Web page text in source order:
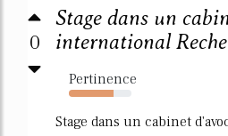
0
Stage dans un
international
Pertinence
72%
Stage dans un cabinet